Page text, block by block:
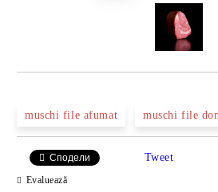
muschi file afumat muschi file
Сподели Tweet
Evaluează